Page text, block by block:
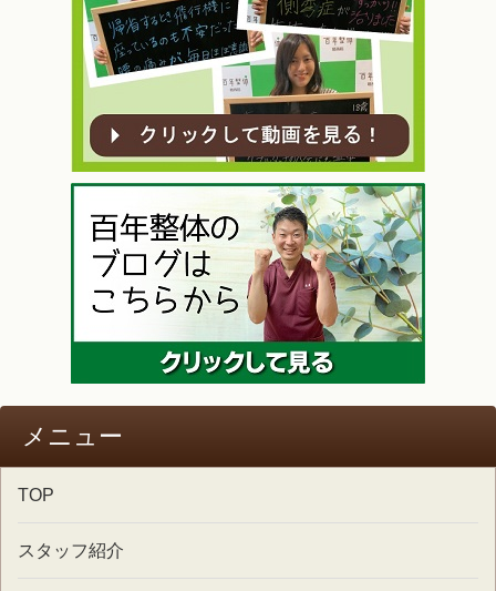
メニュー
TOP
スタッフ紹介